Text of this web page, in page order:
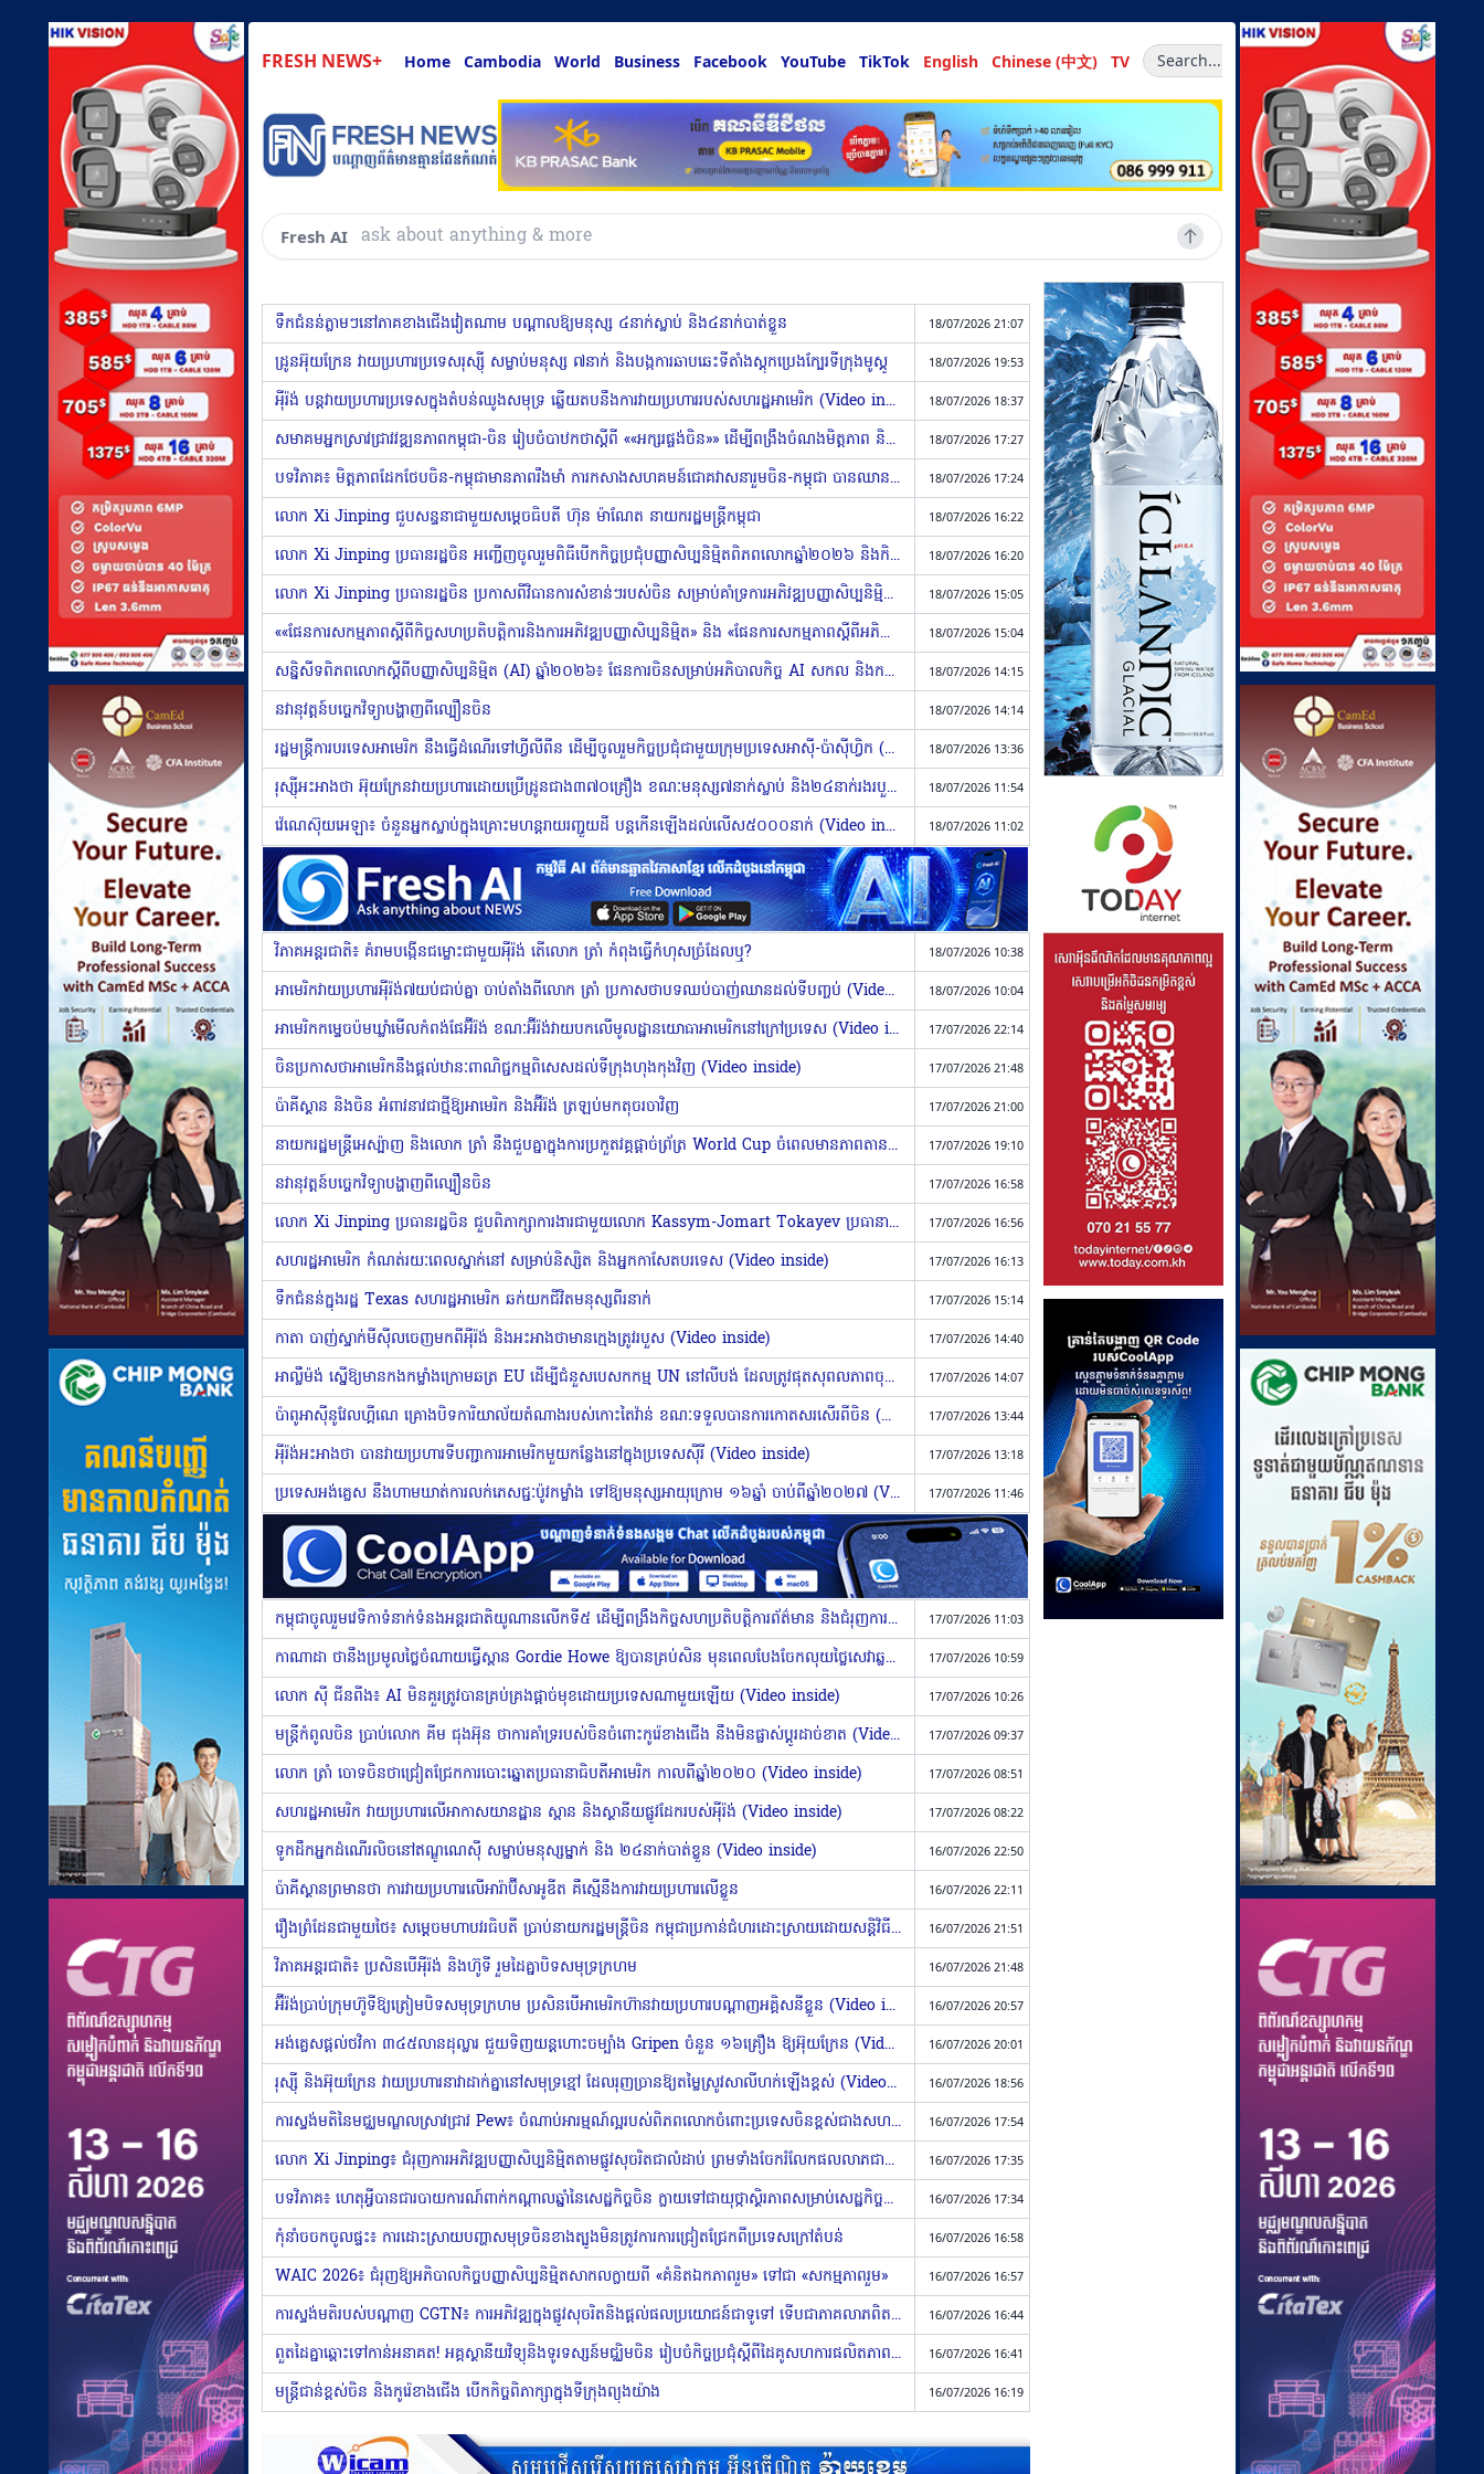
FRESH NEWS+ Home Cambodia World Business Facebook YouTube TikTok English Chinese (中文) TV Search...
Fresh AI សួរអ្
ទឹកជំនន់ភ្លាមៗនៅភាគខាងជេីងវៀតណាម បណ្តាលឱ្យមនុស្ស ៤នាក់ស្លាប់ និង៤នាក់បាត់ខ្លួន 18/07/2026 21:07
ដ្រូនអ៊ុយក្រែន វាយប្រហារប្រទេសរុស្ស៉ី សម្លាប់មនុស្ស ៧នាក់ និងបង្កការឆាបឆេះទីតាំងស្តុកប្រេងក្បែរទីក្រុងមូស្គូ 18/07/2026 19:53
អ៉ីរ៉ង់ បន្តវាយប្រហារប្រទេសក្នុងតំបន់ឈូងសមុទ្រ ឆ្លេីយតបនឹងការវាយប្រហាររបស់សហរដ្ឋអាមេរិក (Video inside) 18/07/2026 18:37
សមាគមអ្នកស្រាវជ្រាវវឌ្ឍនភាពកម្ពុជា-ចិន រៀបចំបាឋកថាស្តីពី ««អក្សរផ្ចង់ចិន»» ដើម្បីពង្រឹងចំណងមិត្តភាព និងការផ្លាស់ប្តូរវប្បធម៌ 18/07/2026 17:27
បទវិភាគ​៖ មិត្តភាព​ដែកថែបចិន-កម្ពុជា​មានភាពរឹងមាំ ​ការកសាង​សហ​គម​ន៍​ជោគវាសនារួម​ចិន-កម្ពុជា​ បានឈានឆ្ពោះ​ទៅជំហានថ្មី​ទៀត 18/07/2026 17:24
លោក Xi Jinping ជួបសន្ទនាជាមួយសម្តេចធិបតី ហ៊ុន ម៉ាណែត នាយករដ្ឋមន្ត្រីកម្ពុជា 18/07/2026 16:22
លោក ​Xi ​Jinping ​ប្រធានរដ្ឋចិន អញ្ជើញចូលរួមពិធីបើក​កិច្ចប្រជុំបញ្ញាសិប្បនិម្មិត​ពិភព​លោក​ឆ្នាំ​២០២៦ ​និងកិច្ចប្រជុំកម្រិតខ្ពស់​ស្តីពីអភិបាលកិច្ចបញ្ញាសិប្បនិម្មិតសកល​ព្រម​ទាំង​ថ្លែង​សុន្ទរកថាគន្លឹះ 18/07/2026 16:20
លោក Xi ​Jinping ​ប្រធានរដ្ឋចិន ​ប្រកាសពី​វិធានការ​សំខាន់ៗ​របស់ចិន​ សម្រាប់គាំទ្រ​ការអភិវឌ្ឍ​បញ្ញាសិប្បនិមិ្មត​សកល 18/07/2026 15:05
««ផែនការសកម្មភាពស្តីពីកិច្ចសហប្រតិបតិ្តការនិងការអភិវឌ្ឍបញ្ញាសិប្បនិម្មិត» និង «ផែនការសកម្មភាពស្តីពីអភិបាលកិច្ចក្រមសីលធម៌បញ្ញាសិប្បនិម្មិតអន្តរជាតិ» ត្រូវបានប្រកាស 18/07/2026 15:04
សន្និសីទពិភពលោកស្តីពីបញ្ញាសិប្បនិម្មិត (AI) ឆ្នាំ២០២៦៖ ផែនការ​ចិនសម្រាប់អភិបាលកិច្ច AI សកល ​និង​កម្លាំង​ជំរុញ​ថ្មី​សម្រាប់​ការអភិវឌ្ឍ​សកល 18/07/2026 14:15
នវានុវត្តន៍បច្ចេកវិទ្យាបង្ហាញ​ពី​ល្បឿនចិន 18/07/2026 14:14
រដ្ឋមន្រ្តីការបរទេសអាមេរិក នឹងធ្វើដំណើរទៅហ្វីលីពីន ដើម្បីចូលរួមកិច្ចប្រជុំជាមួយក្រុមប្រទេសអាស៉ី-ប៉ាស៉ីហ្វិក (Video inside) 18/07/2026 13:36
រុស្ស៉ីអះអាងថា អ៊ុយក្រែនវាយប្រហារដោយប្រើដ្រូនជាង៣៧០គ្រឿង ខណៈមនុស្ស៧នាក់ស្លាប់ និង២៤នាក់រងរបួស នៅមជ្ឈមណ្ឌលឡូជីស្ទីក (Video inside) 18/07/2026 11:54
វ៉េណេស៊ុយអេឡា៖ ចំនួនអ្នកស្លាប់ក្នុងគ្រោះមហន្តរាយរញ្ជួយដី បន្តកើនឡើងដល់លើស៥០០០នាក់ (Video inside) 18/07/2026 11:02
វិភាគអន្តរជាតិ៖ គំរាមបង្កើនជម្លោះជាមួយអ៉ីរ៉ង់ តើលោក ត្រាំ កំពុងធ្វើកំហុសច្រំដែលឬ? 18/07/2026 10:38
អាមេរិកវាយប្រហារអ៉ីរ៉ង់៧យប់ជាប់គ្នា ចាប់តាំងពីលោក ត្រាំ ប្រកាសថាបទឈប់បាញ់ឈានដល់ទីបញ្ចប់ (Video inside) 18/07/2026 10:04
អាមេរិកកម្ទេចប៉មឃ្លាំមើលកំពង់ផែអ៊ីរ៉ង់ ខណៈអ៊ីរ៉ង់វាយបកលើមូលដ្ឋានយោធាអាមេរិកនៅក្រៅប្រទេស (Video inside) 17/07/2026 22:14
ចិនប្រកាសថាអាមេរិកនឹងផ្តល់ឋានៈពាណិជ្ជកម្មពិសេសដល់ទីក្រុងហុងកុងវិញ (Video inside) 17/07/2026 21:48
ប៉ាគីស្ថាន និងចិន អំពាវនាវជាថ្មីឱ្យអាមេរិក និងអ៊ីរ៉ង់ ត្រឡប់មកតុចរចាវិញ 17/07/2026 21:00
នាយករដ្ឋមន្ត្រីអេស្ប៉ាញ និងលោក ត្រាំ នឹងជួបគ្នាក្នុងការប្រកួតវគ្គផ្តាច់ព្រ័ត្រ World Cup ចំពេលមានភាពតានតឹង (Video inside) 17/07/2026 19:10
នវានុវត្តន៍បច្ចេកវិទ្យាបង្ហាញ​ពី​ល្បឿនចិន 17/07/2026 16:58
លោក Xi Jinping ប្រធានរដ្ឋចិន ជួបពិភាក្សា​ការងារជាមួយ​លោក Kassym-Jomart ​Tokayev ​ប្រធានាធិបតី​កាហ្សាក់ស្ថាន 17/07/2026 16:56
សហរដ្ឋអាមេរិក​ កំណត់រយៈពេលស្នាក់នៅ សម្រាប់និស្សិត និងអ្នកកាសែតបរទេស (Video inside) 17/07/2026 16:13
ទឹកជំនន់ក្នុងរដ្ឋ Texas សហរដ្ឋអាមេរិក ឆក់យកជីវិតមនុស្សពីរនាក់ 17/07/2026 15:14
កាតា បាញ់ស្ទាក់មីស៉ីលចេញមកពីអ៉ីរ៉ង់ និងអះអាងថាមានក្មេងត្រូវរបួស (Video inside) 17/07/2026 14:40
អាល្លឺម៉ង់ ស្នើឱ្យមានកងកម្លាំងក្រោមឆត្រ EU ដើម្បីជំនួសបេសកកម្ម UN នៅលីបង់ ដែលត្រូវផុតសុពលភាពចុងឆ្នាំនេះ (Video inside) 17/07/2026 14:07
ប៉ាពូអាស៉ីនូវែលហ្គីណេ គ្រោងបិទការិយាល័យតំណាងរបស់កោះតៃវ៉ាន់ ខណៈទទួលបានការកោតសរសើរពីចិន (Video inside) 17/07/2026 13:44
អ៉ីរ៉ង់អះអាងថា បានវាយប្រហារទីបញ្ជាការអាមេរិកមួយកន្លែងនៅក្នុងប្រទេសស៉ីរី (Video inside) 17/07/2026 13:18
ប្រទេសអង់គ្លេស នឹងហាមឃាត់ការលក់ភេសជ្ជៈប៉ូវកម្លាំង ទៅឱ្យមនុស្សអាយុក្រោម ១៦ឆ្នាំ ចាប់ពីឆ្នាំ២០២៧ (Video inside) 17/07/2026 11:46
កម្ពុជាចូលរួមវេទិកាទំនាក់ទំនងអន្តរជាតិយូណានលើកទី៥ ដើម្បីពង្រឹងកិច្ចសហប្រតិបត្តិការព័ត៌មាន និងជំរុញការទូតព័ត៌មាន 17/07/2026 11:03
កាណាដា ថានឹងប្រមូលថ្លៃចំណាយធ្វើស្ពាន Gordie Howe ឱ្យបានគ្រប់សិន មុនពេលបែងចែកលុយថ្លៃសេវាឆ្លងកាត់ ជាមួយសហរដ្ឋអាមេរិក (Video inside) 17/07/2026 10:59
លោក ស៊ី ជីនពីង៖ AI មិនគួរត្រូវបានគ្រប់គ្រងផ្ដាច់មុខដោយប្រទេសណាមួយឡើយ (Video inside) 17/07/2026 10:26
មន្ត្រីកំពូលចិន ប្រាប់លោក គីម ជុងអ៊ុន ថាការគាំទ្ររបស់ចិនចំពោះកូរ៉េខាងជើង នឹងមិនផ្លាស់ប្ដូរដាច់ខាត (Video inside) 17/07/2026 09:37
លោក ត្រាំ ចោទចិនថាជ្រៀតជ្រែកការបោះឆ្នោតប្រធានាធិបតីអាមេរិក កាលពីឆ្នាំ២០២០ (Video inside) 17/07/2026 08:51
សហរដ្ឋអាមេរិក វាយប្រហារលើអាកាសយានដ្ឋាន ស្ពាន និងស្ថានីយផ្លូវដែករបស់អ៉ីរ៉ង់ (Video inside) 17/07/2026 08:22
ទូកដឹកអ្នកដំណើរលិចនៅឥណ្ឌូណេស៊ី សម្លាប់មនុស្សម្នាក់ និង ២៤នាក់បាត់ខ្លួន (Video inside) 16/07/2026 22:50
ប៉ាគីស្ថានព្រមានថា ការវាយប្រហារលើអារ៉ាប៊ីសាអូឌីត គឺស្មើនឹងការវាយប្រហារលើខ្លួន 16/07/2026 22:11
រឿងព្រំដែនជាមួយថៃ៖ សម្តេចមហាបវរធិបតី ប្រាប់នាយករដ្ឋមន្ត្រីចិន កម្ពុជាប្រកាន់ជំហរដោះស្រាយដោយសន្តិវិធី ផ្អែកលើច្បាប់អន្តរជាតិ (Video inside) 16/07/2026 21:51
វិភាគអន្តរជាតិ៖ ប្រសិនបើអ៉ីរ៉ង់ និងហ៊ូទី រួមដៃគ្នាបិទសមុទ្រក្រហម 16/07/2026 21:48
អ៊ីរ៉ង់ប្រាប់ក្រុមហ៊ូទីឱ្យត្រៀមបិទសមុទ្រក្រហម ប្រសិនបើអាមេរិកហ៊ានវាយប្រហារបណ្តាញអគ្គិសនីខ្លួន (Video inside) 16/07/2026 20:57
អង់គ្លេសផ្តល់ថវិកា ៣៤៥លានដុល្លារ ជួយទិញយន្តហោះចម្បាំង Gripen ចំនួន ១៦គ្រឿង ឱ្យអ៊ុយក្រែន (Video inside) 16/07/2026 20:01
រុស្ស៊ី និងអ៊ុយក្រែន វាយប្រហារនាវាដាក់គ្នានៅសមុទ្រខ្មៅ ដែលរុញច្រានឱ្យតម្លៃស្រូវសាលីហក់ឡើងខ្ពស់ (Video inside) 16/07/2026 18:56
ការស្ទង់មតិនៃ​មជ្ឈមណ្ឌល​ស្រាវជ្រាវ ​Pew៖ ​ចំណាប់អារម្មណ៍ល្អ​របស់​ពិភពលោក​ចំពោះ​ប្រទេសចិន​ខ្ពស់ជាង​សហរដ្ឋអាមេរិក 16/07/2026 17:54
លោក ​Xi Jinping​៖ ជំរុញ​ការអភិវឌ្ឍបញ្ញាសិប្បនិម្មិតតាម​ផ្លូវ​សុចរិត​ជា​លំដាប់​ ព្រមទាំងចែករំលែកផលលាភជាមួយ​គ្រប់​ភាគី 16/07/2026 17:35
បទវិភាគ៖​ ហេតុអ្វីបានជា​របាយការណ៍ពាក់កណ្តាលឆ្នាំនៃសេដ្ឋកិច្ច​ចិន ​ក្លាយ​ទៅ​ជា​យុថ្កាស្ថិរភាពសម្រាប់​សេដ្ឋកិច្ចសកល? 16/07/2026 17:34
កុំនាំចចកចូលផ្ទះ៖ ការដោះស្រាយបញ្ហាសមុទ្រចិនខាងត្បូងមិនត្រូវការការជ្រៀតជ្រែកពីប្រទេសក្រៅតំបន់ 16/07/2026 16:58
WAIC 2026៖ ជំរុញ​ឱ្យ​អភិបាលកិច្ចបញ្ញាសិប្បនិម្មិត​សាកលក្លាយ​ពី​ «គំនិត​ឯកភាព​រួម» ​ទៅ​ជា​ «សកម្មភាព​រួម​» 16/07/2026 16:57
ការស្ទង់មតិរបស់បណ្តាញ CGTN៖ ការ​អភិវឌ្ឍក្នុង​ផ្លូវសុចរិតនិង​ផ្តល់ផលប្រយោជន៍ជាទូទៅ ទើប​ជា​ភាគលាភ​ពិតប្រាកដរបស់​បញ្ញាសិប្បនិម្មិត 16/07/2026 16:44
ពួតដៃគ្នា​ឆ្ពោះទៅកាន់​អនាគត! ​អគ្គស្ថានីយ​វិទ្យុនិង​ទូរទស្សន៍​មជ្ឈិមចិន​ រៀបចំ​កិច្ចប្រជុំ​ស្តីពី​ដៃគូសហការ​ផលិត​ភាពយន្ត​ទូរទស្សន៍​និងភាពយន្ត​​ខ្នាតធំ 16/07/2026 16:41
មន្រ្តីជាន់ខ្ពស់ចិន និងកូរ៉េខាងជើង បើកកិច្ចពិភាក្សាក្នុងទីក្រុងព្យុងយ៉ាង 16/07/2026 16:19